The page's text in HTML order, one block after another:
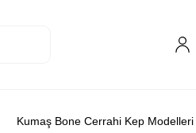
Kumaş Bone Cerrahi Kep Modelleri